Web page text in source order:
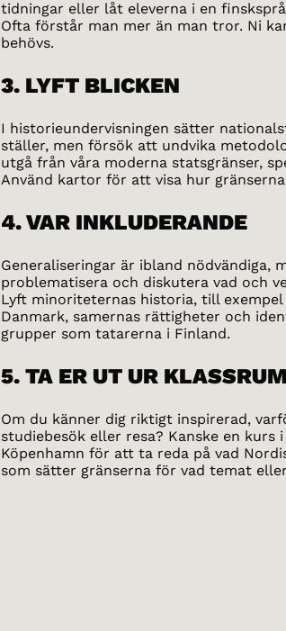
tidningar eller låt eleverna i en
Ofta förstår man mer än man tror. Ni
behövs.
3. LYFT BLICKEN
I historieundervisningen sätter
ställer, men försök att undvika
utgå från våra moderna statsgränser,
Använd kartor för att visa hur
4. VAR INKLUDERANDE
Generaliseringar är ibland nödvändiga,
problematisera och diskutera vad och
Lyft minoriteternas historia, till
Danmark, samernas rättigheter och
grupper som tatarerna i Finland.
5. TA ER UT UR
Om du känner dig riktigt inspirerad,
studiebesök eller resa? Kanske en
Köpenhamn för att ta reda på vad
som sätter gränserna för vad temat